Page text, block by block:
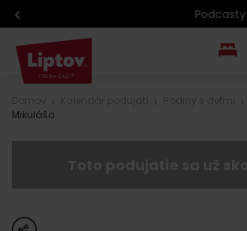
Podcasty z Liptova
Mikuláša
share